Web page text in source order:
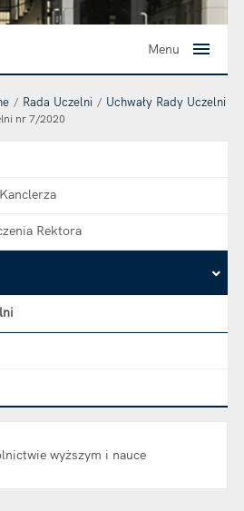
Menu
Rada Uczelni
Uchwały Rady Uczelni
nr 7/2020
Rektora
wyższym i nauce